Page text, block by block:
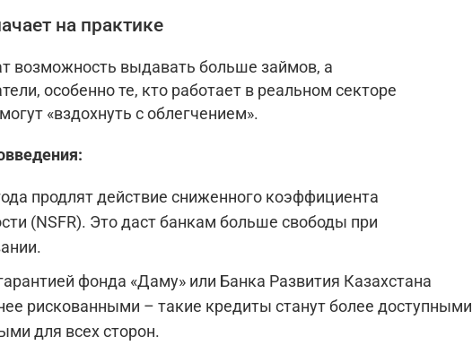
на практике
возможность выдавать больше займов, а
особенно те, кто работает в реальном секторе
«вздохнуть с облегчением».
продлят действие сниженного коэффициента
(NSFR). Это даст банкам больше свободы при
фонда «Даму» или Банка Развития Казахстана
рискованными – такие кредиты станут более доступными
для всех сторон.